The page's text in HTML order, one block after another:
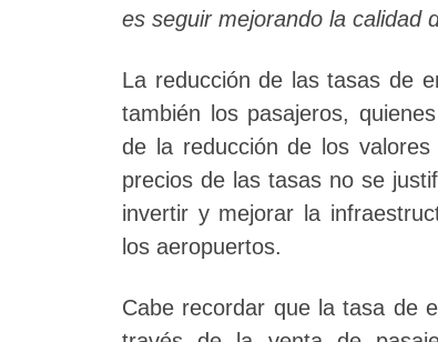
es seguir mejorando la calidad
La reducción de las tasas de
también los pasajeros,
de la reducción de los
precios de las tasas no se
invertir y mejorar la
los aeropuertos.
Cabe recordar que la tasa de